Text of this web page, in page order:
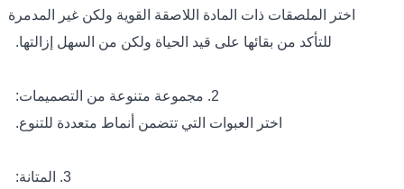
اختر الملصقات ذات المادة اللاصقة القوية ولكن غير المدمرة
للتأكد من بقائها على قيد الحياة ولكن من السهل إزالتها.
2. مجموعة متنوعة من التصميمات:
اختر العبوات التي تتضمن أنماط متعددة للتنوع.
3. المتانة: